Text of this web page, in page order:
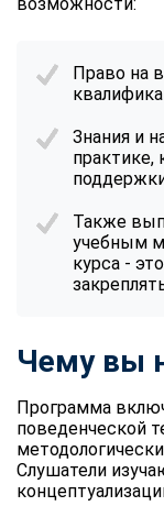
Право на
Знания и
практике,
Также
учебным
курса -
Чему вы
Программа
поведенческой
Слушатели